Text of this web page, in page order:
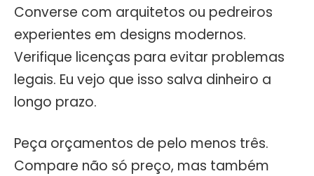
Converse com arquitetos ou pedreiros
experientes em designs modernos.
Verifique licenças para evitar problemas
legais. Eu vejo que isso salva dinheiro a
longo prazo.
Peça orçamentos de pelo menos três.
Compare não só preço, mas também